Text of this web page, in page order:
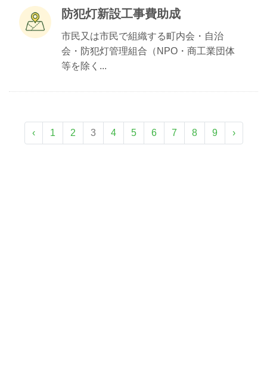
防犯灯新設工事費助成
市民又は市民で組織する町内会・自治
会・防犯灯管理組合（NPO・商工業団体
等を除く...
‹ 1 2 3 4 5 6 7 8 9 ›